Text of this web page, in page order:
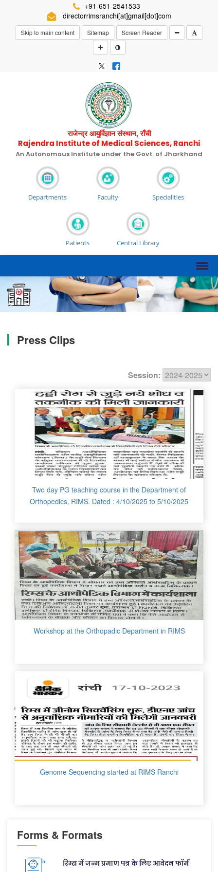
+91-651-2541533
directorrimsranchi[at]gmail[dot]com
Skip to main content Sitemap Screen Reader
राजेन्द्र आयुर्विज्ञान संस्थान, राँची
Rajendra Institute of Medical Sciences, Ranchi
An Autonomous Institute under the Govt. of Jharkhand
Departments Faculty Specialities
Patients Central Library
Press Clips
Session:
Two day PG teaching course in the Department of
Orthopedics, RIMS. Dated : 4/10/2025 to 5/10/2025
Workshop at the Orthopadic Department in RIMS
Genome Sequencing started at RIMS Ranchi
Forms & Formats
रिम्स में जन्म प्रमाण पत्र के लिए आवेदन फॉर्म